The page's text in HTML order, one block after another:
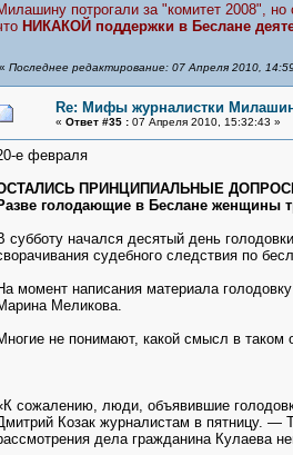
потрогали за "комитет 2008",
НИКАКОЙ поддержки в Беслане
« Последнее редактирование: 07 Апреля 2010,
Re: Мифы журналистки
« Ответ #35 : 07 Апреля 2010, 15:32:43 »
е февраля
ПРИНЦИПИАЛЬНЫЕ
голодающие в Беслане женщины
субботу начался десятый день
судебного следствия по
момент написания материала
Меликова.
не понимают, какой смысл в таком
сожалению, люди, объявившие
Козак журналистам в пятницу. —
дела гражданина Кулаева